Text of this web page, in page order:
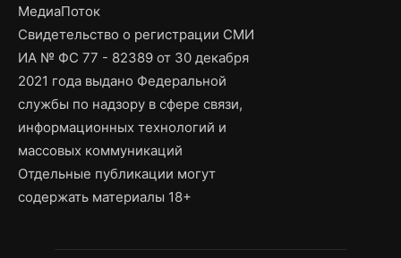
МедиаПоток
Свидетельство о регистрации СМИ
ИА № ФС 77 - 82389 от 30 декабря
2021 года выдано Федеральной
службы по надзору в сфере связи,
информационных технологий и
массовых коммуникаций
Отдельные публикации могут
содержать материалы 18+